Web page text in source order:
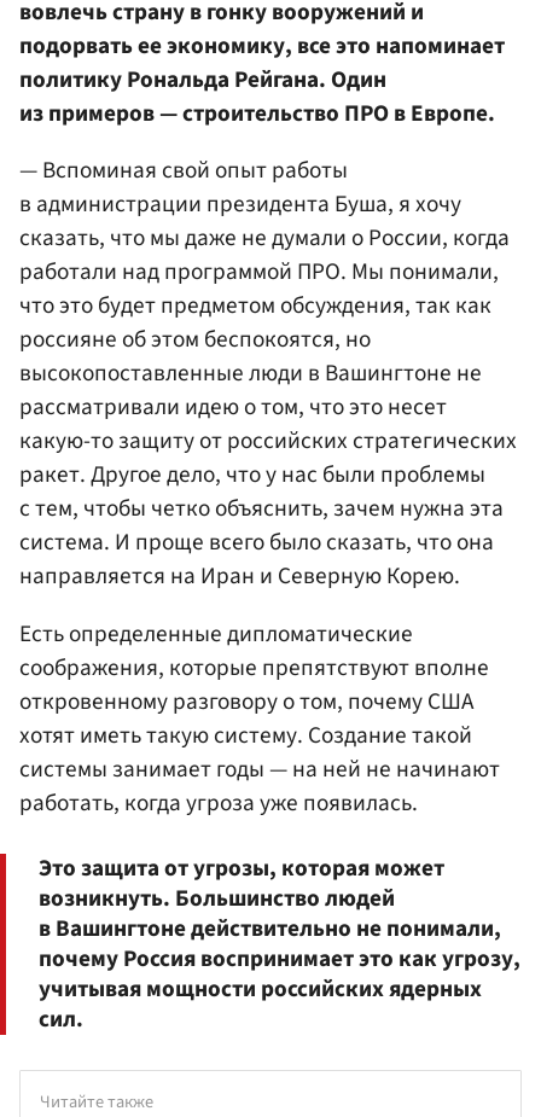
вовлечь страну в гонку вооружений и
подорвать ее экономику, все это напоминает
политику Рональда Рейгана. Один
из примеров — строительство ПРО в Европе.
— Вспоминая свой опыт работы
в администрации президента Буша, я хочу
сказать, что мы даже не думали о России, когда
работали над программой ПРО. Мы понимали,
что это будет предметом обсуждения, так как
россияне об этом беспокоятся, но
высокопоставленные люди в Вашингтоне не
рассматривали идею о том, что это несет
какую-то защиту от российских стратегических
ракет. Другое дело, что у нас были проблемы
с тем, чтобы четко объяснить, зачем нужна эта
система. И проще всего было сказать, что она
направляется на Иран и Северную Корею.
Есть определенные дипломатические
соображения, которые препятствуют вполне
откровенному разговору о том, почему США
хотят иметь такую систему. Создание такой
системы занимает годы — на ней не начинают
работать, когда угроза уже появилась.
Это защита от угрозы, которая может
возникнуть. Большинство людей
в Вашингтоне действительно не понимали,
почему Россия воспринимает это как угрозу,
учитывая мощности российских ядерных
сил.
Читайте также